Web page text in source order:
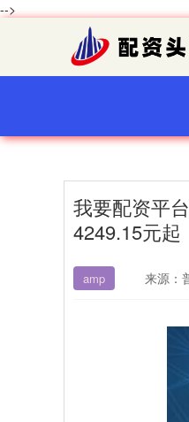
-->
我要配资平
4249.15元起
amp 来源：